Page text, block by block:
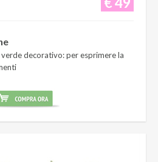
verde decorativo: per esprimere la